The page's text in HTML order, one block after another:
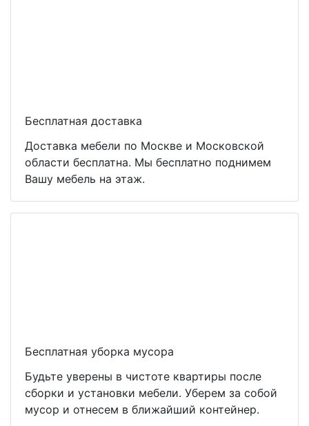
Бесплатная доставка
Доставка мебели по Москве и Московской
области бесплатна. Мы бесплатно поднимем
Вашу мебель на этаж.
Бесплатная уборка мусора
Будьте уверены в чистоте квартиры после
сборки и установки мебели. Уберем за собой
мусор и отнесем в ближайший контейнер.